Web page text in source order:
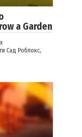
a Garden
Сад Роблокс,